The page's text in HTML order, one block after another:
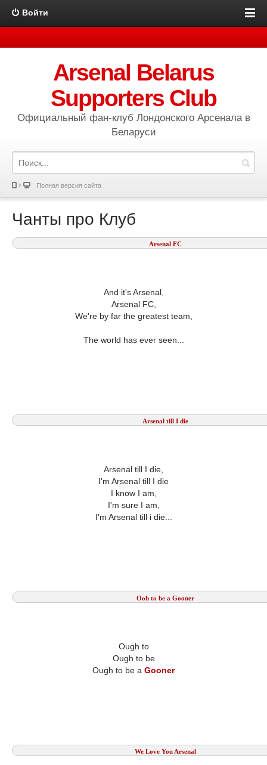
Войти
Arsenal Belarus
Supporters Club
Официальный фан-клуб Лондонского Арсенала в
Беларуси
Полная версия сайта
Чанты про Клуб
Arsenal FC
And it's Arsenal,
Arsenal FC,
We're by far the greatest team,
The world has ever seen...
Arsenal till I die
Arsenal till I die,
I'm Arsenal till I die
I know I am,
I'm sure I am,
I'm Arsenal till i die...
Ooh to be a Gooner
Ough to
Ough to be
Ough to be a Gooner
We Love You Arsenal